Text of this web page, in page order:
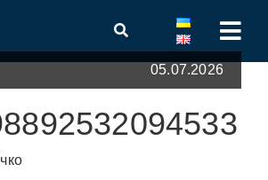
05.07.2026